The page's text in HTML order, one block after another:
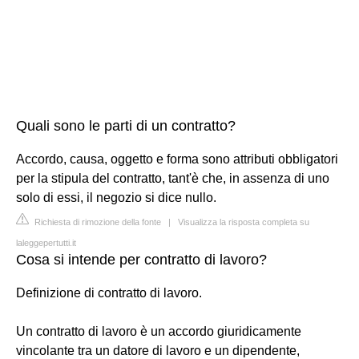
Quali sono le parti di un contratto?
Accordo, causa, oggetto e forma sono attributi obbligatori
per la stipula del contratto, tant'è che, in assenza di uno
solo di essi, il negozio si dice nullo.
Richiesta di rimozione della fonte | Visualizza la risposta completa su
laleggepertutti.it
Cosa si intende per contratto di lavoro?
Definizione di contratto di lavoro.
Un contratto di lavoro è un accordo giuridicamente
vincolante tra un datore di lavoro e un dipendente,